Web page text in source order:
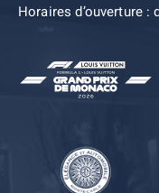
Horaires d’ouverture